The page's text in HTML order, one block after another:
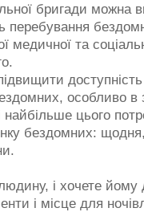
бригади можна
перебування
та
особливо
цього
бездомних:
і хочете йому
і місце для